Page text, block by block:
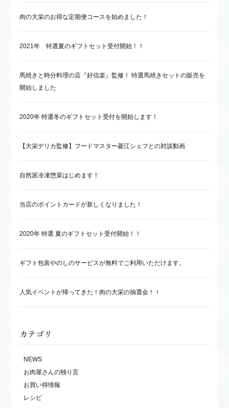
肉の大栄のお得な定期便コースを始めました！
2021年 特選夏のギフトセット受付開始！！
馬焼きと時分料理の店『好信楽』監修！ 特選馬焼きセットの販売を
開始しました
2020年 特選冬のギフトセット受付を開始します！
【大栄デリカ監修】フードマスター菱江シェフとの対談動画
自然派冷凍惣菜はじめます！
当店のポイントカードが新しくなりました！
2020年 特選 夏のギフトセット受付開始！！
ギフト包装やのしのサービスが無料でご利用いただけます。
人気イベントが帰ってきた！肉の大栄の抽選会！！
カテゴリ
NEWS
お肉屋さんの独り言
お買い得情報
レシピ